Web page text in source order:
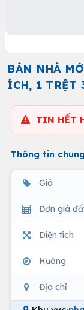
BÁN NHÀ
ÍCH, 1 TRỆT
TIN HẾT
Thông tin
Giá
Đơn giá
Diện tích
Hướng
Địa chỉ